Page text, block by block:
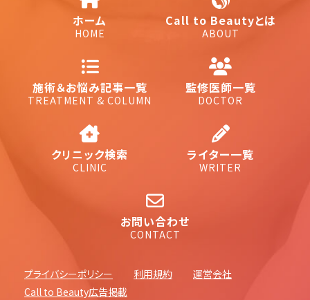
ホーム
HOME
Call to Beautyとは
ABOUT
施術＆お悩み記事一覧
TREATMENT & COLUMN
監修医師一覧
DOCTOR
クリニック検索
CLINIC
ライター一覧
WRITER
お問い合わせ
CONTACT
プライバシーポリシー 利用規約
運営会社
Call to Beauty広告掲載